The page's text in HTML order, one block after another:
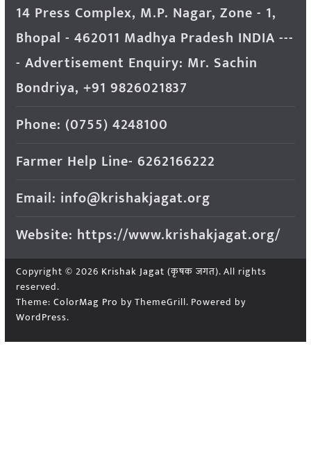
14 Press Complex, M.P. Nagar, Zone - 1,
Bhopal - 462011 Madhya Pradesh INDIA ---
- Advertisement Enquiry: Mr. Sachin
Bondriya, +91 9826021837
Phone: (0755) 4248100
Farmer Help Line- 6262166222
Email: info@krishakjagat.org
Website: https://www.krishakjagat.org/
Copyright © 2026 Krishak Jagat (कृषक जगत). All rights
reserved.
Theme: ColorMag Pro by ThemeGrill. Powered by
WordPress.